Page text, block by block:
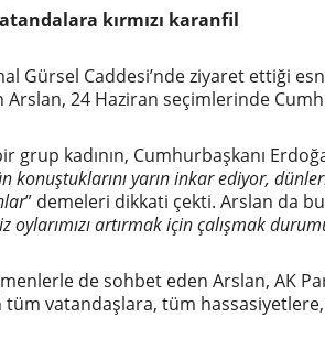
kırmızı karanfil
Gürsel Caddesi’nde ziyaret ettiği
24 Haziran seçimlerinde
grup kadının, Cumhurbaşkanı
konuştuklarını yarın inkar ediyor,
” demeleri dikkati çekti. Arslan da
oylarımızı artırmak için çalışmak
de sohbet eden Arslan, AK
tüm vatandaşlara, tüm